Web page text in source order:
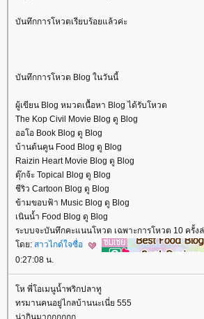
บันทึกการโหวตเรียบร้อยแล้วค่ะ
บันทึกการโหวต Blog ในวันนี้
ผู้เขียน Blog หมวดเนื้อหา Blog ได้รับโหวต
The Kop Civil Movie Blog ดู Blog
ออโอ Book Blog ดู Blog
บ้านต้นคูน Food Blog ดู Blog
Raizin Heart Movie Blog ดู Blog
ตุ๊กจ้ะ Topical Blog ดู Blog
ชีริว Cartoon Blog ดู Blog
ข้ามขอบฟ้า Music Blog ดู Blog
เนินน้ำ Food Blog ดู Blog
ระบบจะบันทึกคะแนนโหวต เฉพาะการโหวต 10 ครั้ง
ดย: สาวไกด์ใจซื่อ
0:27:08 น.
ห พี่โอเมนูน้ำพริกปลาทู
ทรมานคนอยู่ไกลบ้านนะเนี่ย 555
น่ากินมากกกกกก